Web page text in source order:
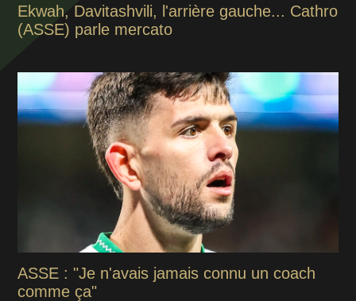
Ekwah, Davitashvili, l'arrière gauche... Cathro
(ASSE) parle mercato
ASSE : "Je n'avais jamais connu un coach
comme ça"